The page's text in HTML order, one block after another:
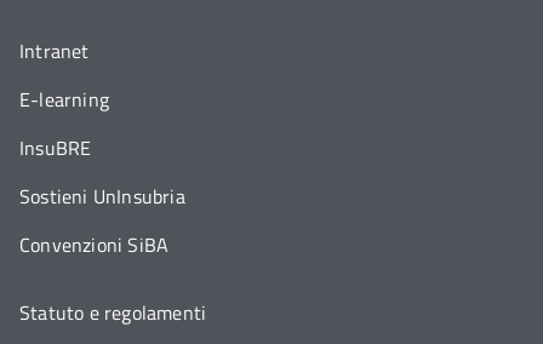
Intranet
E-learning
InsuBRE
Sostieni UnInsubria
Convenzioni SiBA
Statuto e regolamenti